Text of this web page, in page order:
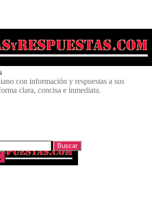
con información y respuestas a sus
clara, concisa e inmediata.